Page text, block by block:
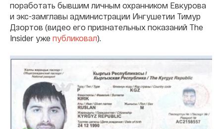
поработать бывшим личным охранником Евкурова
и экс-замглавы администрации Ингушетии Тимур
Дзортов (видео его признательных показаний The
Insider уже публиковал).